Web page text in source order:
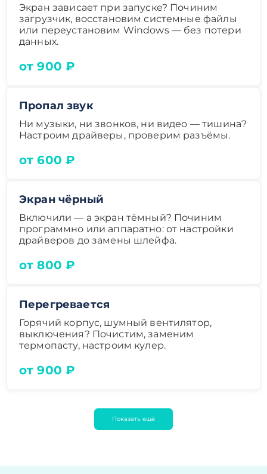
Экран зависает при запуске? Починим
загрузчик, восстановим системные файлы
или переустановим Windows — без потери
данных.
от 900 ₽
Пропал звук
Ни музыки, ни звонков, ни видео — тишина?
Настроим драйверы, проверим разъёмы.
от 600 ₽
Экран чёрный
Включили — а экран тёмный? Починим
программно или аппаратно: от настройки
драйверов до замены шлейфа.
от 800 ₽
Перегревается
Горячий корпус, шумный вентилятор,
выключения? Почистим, заменим
термопасту, настроим кулер.
от 900 ₽
Показать ещё